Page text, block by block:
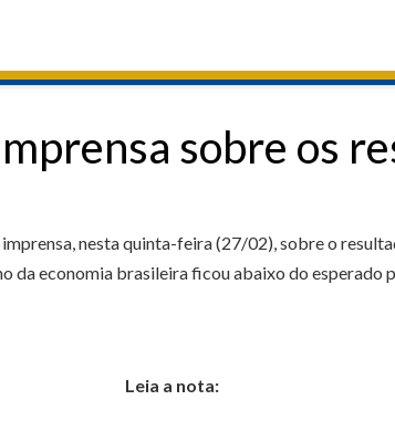
sobre os
nesta quinta-feira (27/02), sobre o
da economia brasileira ficou abaixo do esperado
Leia a nota: